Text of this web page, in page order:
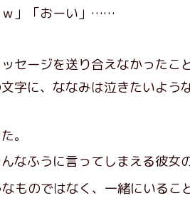
ｗ」「おーい」……
セージを送り合えなかったこ
字に、ななみは泣きたいよう
。
なふうに言ってしまえる彼女
ものではなく、一緒にいるこ